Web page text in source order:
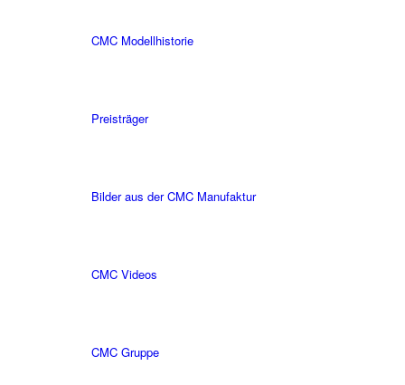
CMC Modellhistorie
Preisträger
Bilder aus der CMC Manufaktur
CMC Videos
CMC Gruppe